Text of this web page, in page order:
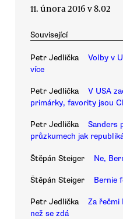
11. února 2016 v 8.02
Související
Petr Jedlička
Volby v
více
Petr Jedlička
V USA
primárky, favority jsou
Petr Jedlička
Sanders
průzkumech jak
Štěpán Steiger Ne,
Štěpán Steiger Bernie
Petr Jedlička
Za řečmi
než se zdá